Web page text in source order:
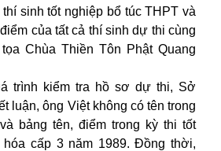
sinh tốt nghiệp bổ túc THPT và
của tất cả thí sinh dự thi cùng
Chùa Thiền Tôn Phật Quang
trình kiểm tra hồ sơ dự thi, Sở
luận, ông Việt không có tên trong
bảng tên, điểm trong kỳ thi tốt
hóa cấp 3 năm 1989. Đồng thời,